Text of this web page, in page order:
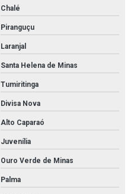
Chalé
Piranguçu
Laranjal
Santa Helena de Minas
Tumiritinga
Divisa Nova
Alto Caparaó
Juvenília
Ouro Verde de Minas
Palma